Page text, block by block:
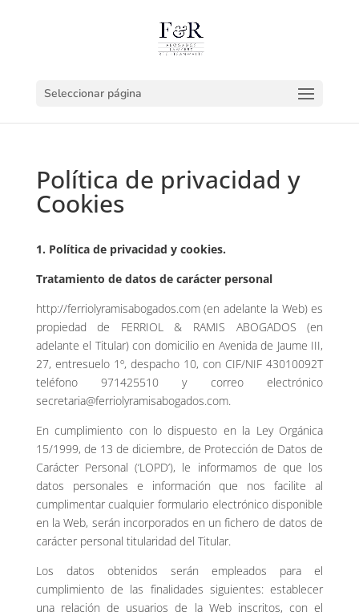
Seleccionar página
Política de privacidad y
Cookies
1. Política de privacidad y cookies.
Tratamiento de datos de carácter personal
http://ferriolyramisabogados.com (en adelante la Web) es
propiedad de FERRIOL & RAMIS ABOGADOS (en
adelante el Titular) con domicilio en Avenida de Jaume III,
27, entresuelo 1º, despacho 10, con CIF/NIF 43010092T
teléfono 971425510 y correo electrónico
secretaria@ferriolyramisabogados.com.
En cumplimiento con lo dispuesto en la Ley Orgánica
15/1999, de 13 de diciembre, de Protección de Datos de
Carácter Personal (‘LOPD’), le informamos de que los
datos personales e información que nos facilite al
cumplimentar cualquier formulario electrónico disponible
en la Web, serán incorporados en un fichero de datos de
carácter personal titularidad del Titular.
Los datos obtenidos serán empleados para el
cumplimiento de las finalidades siguientes: establecer
una relación de usuarios de la Web inscritos, con el